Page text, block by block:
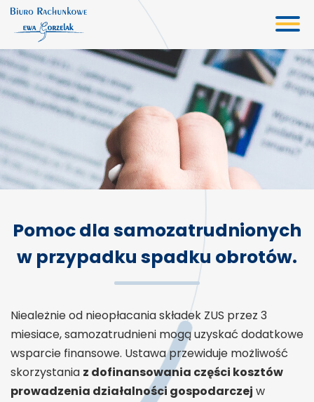
Biuro rachunkowe
Oferta
Usługi księgowe
Kadry i płace
Doradztwo gospodarcze
Wycena
Aktualności
Pomoc dla samozatrudnionych
w przypadku spadku obrotów.
Nieależnie od nieopłacania składek ZUS przez 3
miesiace, samozatrudnieni mogą uzyskać dodatkowe
wsparcie finansowe. Ustawa przewiduje możliwość
skorzystania z dofinansowania części kosztów
prowadzenia działalności gospodarczej w